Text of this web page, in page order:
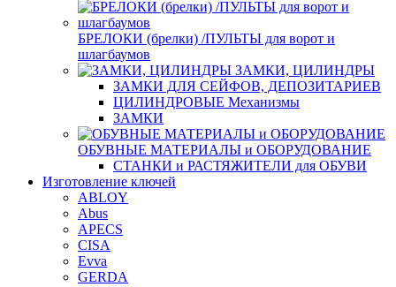
БРЕЛОКИ (брелки) /ПУЛЬТЫ для ворот и
шлагбаумов
ЗАМКИ, ЦИЛИНДРЫ
ЗАМКИ ДЛЯ СЕЙФОВ, ДЕПОЗИТАРИЕВ
ЦИЛИНДРОВЫЕ Механизмы
ЗАМКИ
ОБУВНЫЕ МАТЕРИАЛЫ и ОБОРУДОВАНИЕ
СТАНКИ и РАСТЯЖИТЕЛИ для ОБУВИ
Изготовление ключей
ABLOY
Abus
APECS
CISA
Evva
GERDA